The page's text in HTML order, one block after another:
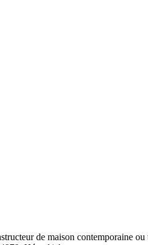
de maison contemporaine